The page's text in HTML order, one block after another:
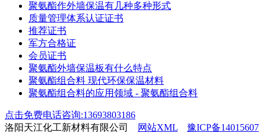
聚氨酯作外墙保温有几种多种形式
质量管理体系认证证书
推荐证书
军方合格证
会员证书
聚氨酯外墙保温板有什么特点
聚氨酯组合料 现代环保保温材料
聚氨酯组合料的应用领域 - 聚氨酯组合料
点击免费电话咨询:13693803186
洛阳天江化工新材料有限公司
网站XML 豫ICP备14015607